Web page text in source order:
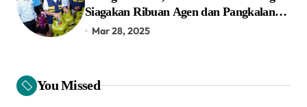
Siagakan Ribuan Agen dan Pangkalan
LPG 3 Kg
Mar 28, 2025
You Missed